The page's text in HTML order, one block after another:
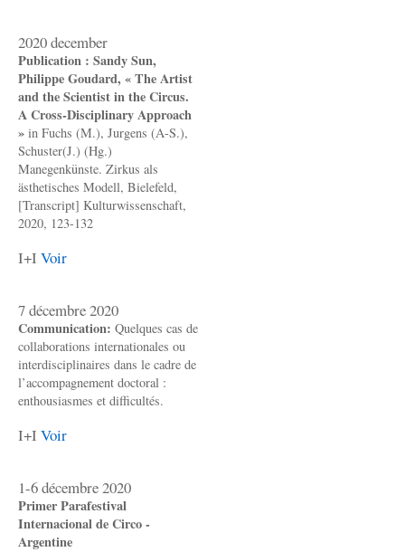
2020 december
Publication : Sandy Sun,
Philippe Goudard, « The Artist
and the Scientist in the Circus.
A Cross-Disciplinary Approach
» in Fuchs (M.), Jurgens (A-S.),
Schuster(J.) (Hg.)
Manegenkünste. Zirkus als
ästhetisches Modell, Bielefeld,
[Transcript] Kulturwissenschaft,
2020, 123-132
I+I Voir
7 décembre 2020
Communication: Quelques cas de
collaborations internationales ou
interdisciplinaires dans le cadre de
l’accompagnement doctoral :
enthousiasmes et difficultés.
I+I Voir
1-6 décembre 2020
Primer Parafestival
Internacional de Circo -
Argentine